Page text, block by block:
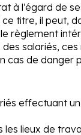
à l’égard de
titre, il peut,
règlement
salariés,
cas de
effectuant
lieux de